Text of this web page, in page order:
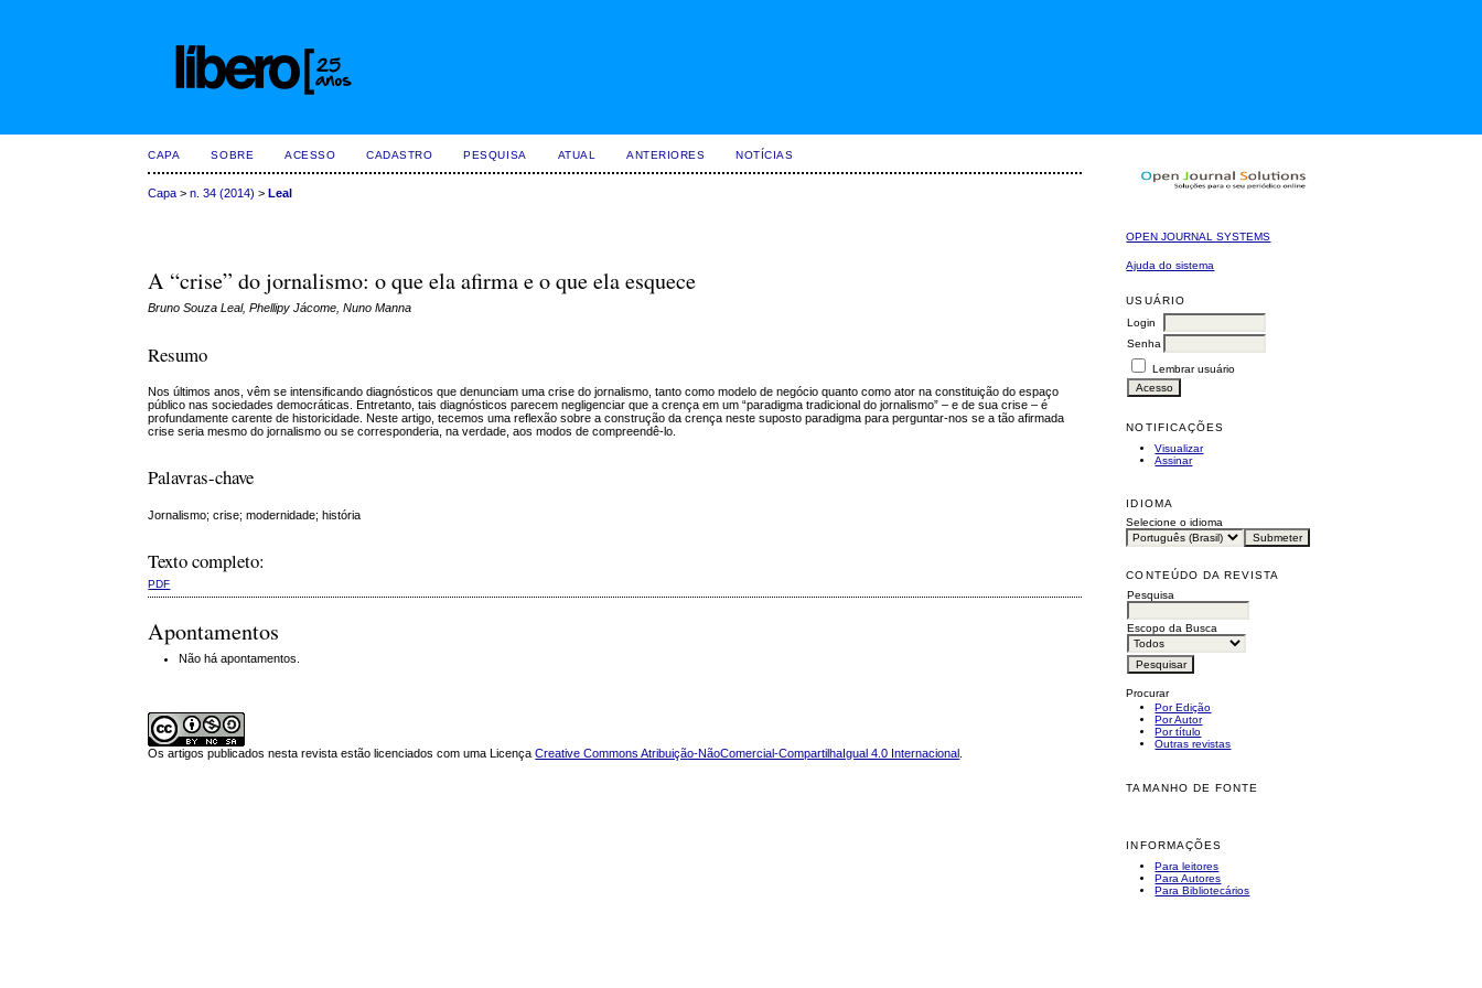
OPEN JOURNAL SYSTEMS
Ajuda do sistema
USUÁRIO
Login
Senha
Lembrar usuário
NOTIFICAÇÕES
Visualizar
Assinar
IDIOMA
Selecione o idioma
CONTEÚDO DA REVISTA
Pesquisa
Escopo da Busca
Procurar
Por Edição
Por Autor
Por título
Outras revistas
TAMANHO DE FONTE
INFORMAÇÕES
Para leitores
Para Autores
Para Bibliotecários
CAPA SOBRE ACESSO CADASTRO PESQUISA ATUAL ANTERIORES NOTÍCIAS
Capa >n. 34 (2014) >Leal
A “crise” do jornalismo: o que ela afirma e o que ela esquece
Bruno Souza Leal, Phellipy Jácome, Nuno Manna
Resumo
Nos últimos anos, vêm se intensificando diagnósticos que denunciam uma crise do jornalismo, tanto como modelo de negócio quanto como ator na constituição do espaço
público nas sociedades democráticas. Entretanto, tais diagnósticos parecem negligenciar que a crença em um “paradigma tradicional do jornalismo” – e de sua crise – é
profundamente carente de historicidade. Neste artigo, tecemos uma reflexão sobre a construção da crença neste suposto paradigma para perguntar-nos se a tão afirmada
crise seria mesmo do jornalismo ou se corresponderia, na verdade, aos modos de compreendê-lo.
Palavras-chave
Jornalismo; crise; modernidade; história
Texto completo:
PDF
Apontamentos
Não há apontamentos.
Os artigos publicados nesta revista estão licenciados com uma LicençaCreative Commons Atribuição-NãoComercial-CompartilhaIgual 4.0 Internacional